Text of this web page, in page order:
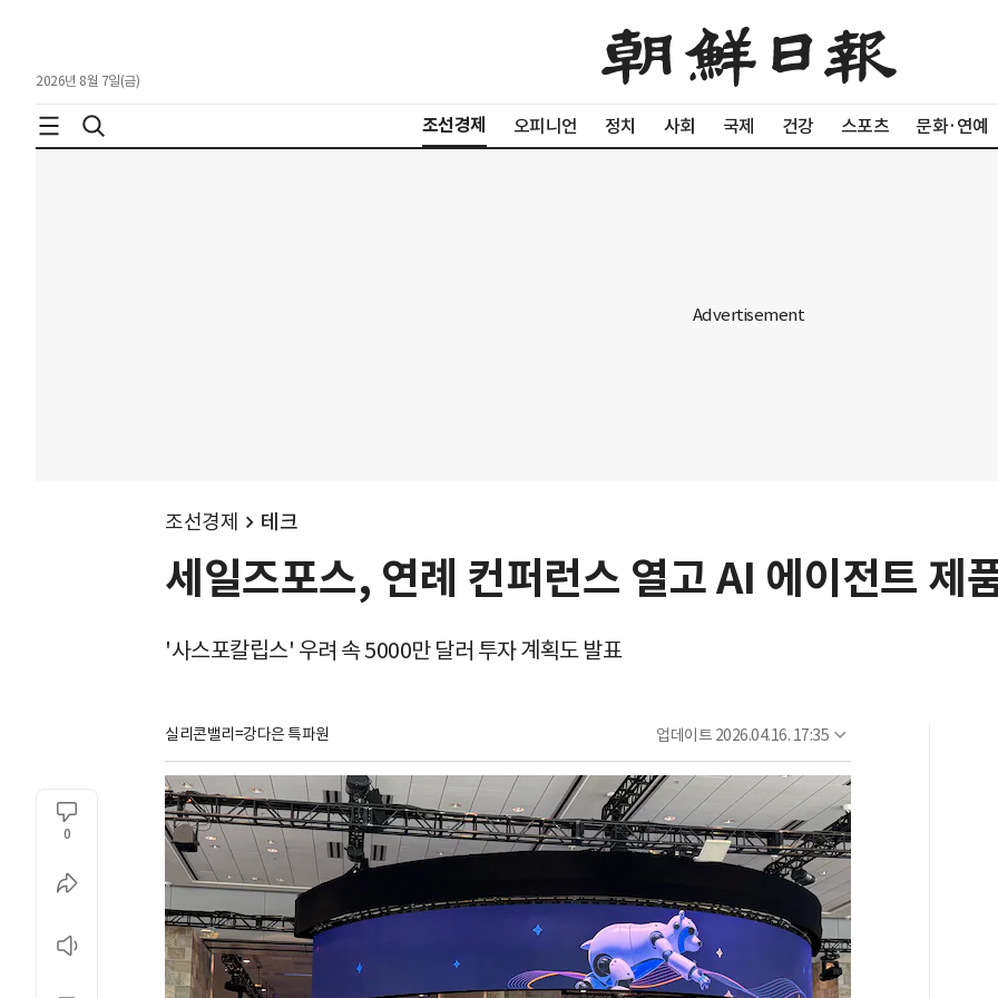
2026년 8월 7일(금)
조선경제 오피니언 정치 사회 국제 건강 스포츠 문화·연예
조선경제 테크
세일즈포스, 연례 컨퍼런스 열고 AI 에이전트 제
'사스포칼립스' 우려 속 5000만 달러 투자 계획도 발표
실리콘밸리=강다은 특파원 업데이트 2026.04.16. 17:35
0